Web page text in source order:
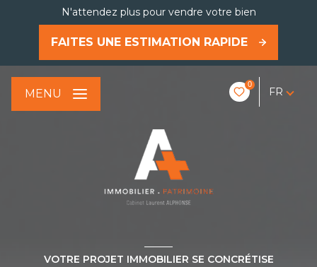
N'attendez plus pour vendre votre bien
FAITES UNE ESTIMATION RAPIDE
0
FR
MENU
VOTRE PROJET IMMOBILIER SE CONCRÉTISE